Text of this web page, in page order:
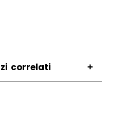
correlati